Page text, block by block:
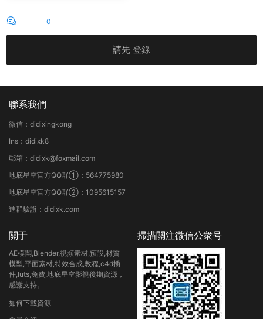
0
請先 登錄
聯系我們
微信：didixingkong
Ins：didixk8
郵箱：didixk@foxmail.com
地底星空官方QQ群①：564775980
地底星空官方QQ群②：1095615157
進群驗證：didixk.com
關于
AE模闆,Blender,視頻素材,預設,材質
模型,平面素材,特效合成,教程,c4d插
件,luts,免費,地底星空影視後期資源，
感謝支持。
如何下載資源
掃描關注微信公衆号